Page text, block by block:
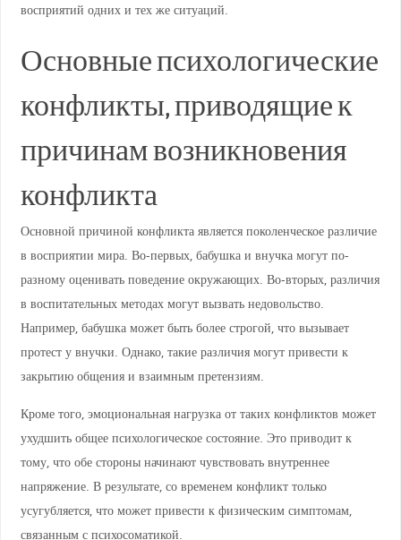
восприятий одних и тех же ситуаций.
Основные психологические
конфликты, приводящие к
причинам возникновения
конфликта
Основной причиной конфликта является поколенческое различие
в восприятии мира. Во-первых, бабушка и внучка могут по-
разному оценивать поведение окружающих. Во-вторых, различия
в воспитательных методах могут вызвать недовольство.
Например, бабушка может быть более строгой, что вызывает
протест у внучки. Однако, такие различия могут привести к
закрытию общения и взаимным претензиям.
Кроме того, эмоциональная нагрузка от таких конфликтов может
ухудшить общее психологическое состояние. Это приводит к
тому, что обе стороны начинают чувствовать внутреннее
напряжение. В результате, со временем конфликт только
усугубляется, что может привести к физическим симптомам,
связанным с психосоматикой.